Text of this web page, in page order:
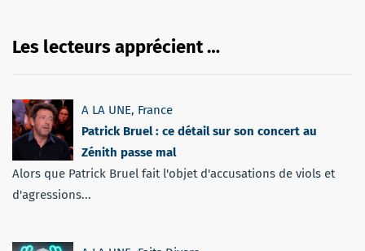
Les lecteurs apprécient …
A LA UNE, France
Patrick Bruel : ce détail sur son concert au
Zénith passe mal
Alors que Patrick Bruel fait l'objet d'accusations de viols et
d'agressions...